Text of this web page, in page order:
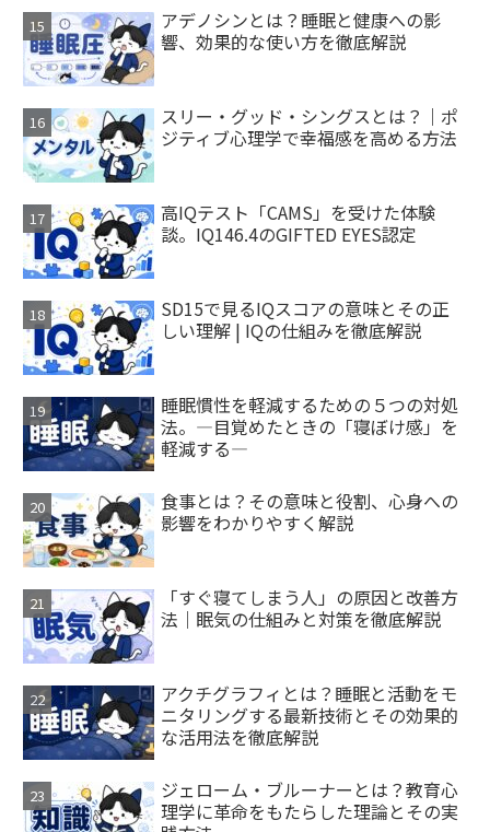
アデノシンとは？睡眠と健康への影
響、効果的な使い方を徹底解説
スリー・グッド・シングスとは？｜ポ
ジティブ心理学で幸福感を高める方法
高IQテスト「CAMS」を受けた体験
談。IQ146.4のGIFTED EYES認定
SD15で見るIQスコアの意味とその正
しい理解 | IQの仕組みを徹底解説
睡眠慣性を軽減するための５つの対処
法。―目覚めたときの「寝ぼけ感」を
軽減する―
食事とは？その意味と役割、心身への
影響をわかりやすく解説
「すぐ寝てしまう人」の原因と改善方
法｜眠気の仕組みと対策を徹底解説
アクチグラフィとは？睡眠と活動をモ
ニタリングする最新技術とその効果的
な活用法を徹底解説
ジェローム・ブルーナーとは？教育心
理学に革命をもたらした理論とその実